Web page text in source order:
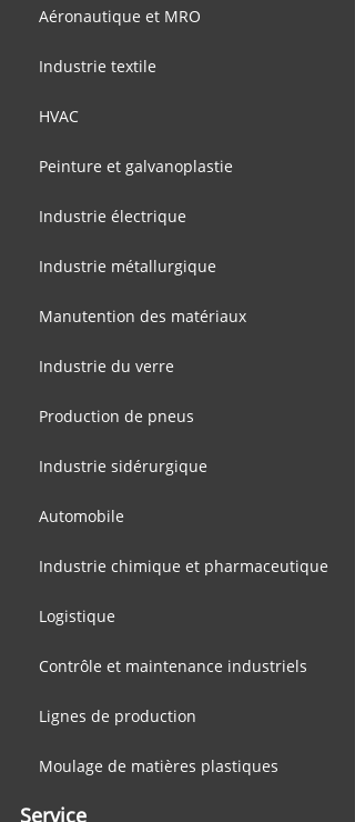
Aéronautique et MRO
Industrie textile
HVAC
Peinture et galvanoplastie
Industrie électrique
Industrie métallurgique
Manutention des matériaux
Industrie du verre
Production de pneus
Industrie sidérurgique
Automobile
Industrie chimique et pharmaceutique
Logistique
Contrôle et maintenance industriels
Lignes de production
Moulage de matières plastiques
Service